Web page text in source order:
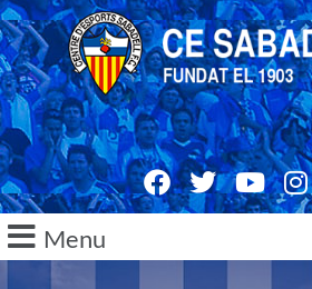
Menu